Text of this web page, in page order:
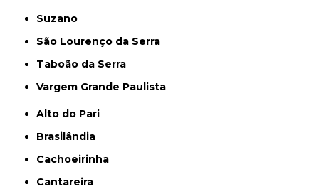
Suzano
São Lourenço da Serra
Taboão da Serra
Vargem Grande Paulista
Alto do Pari
Brasilândia
Cachoeirinha
Cantareira